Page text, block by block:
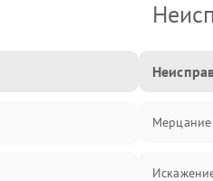
Мерцание